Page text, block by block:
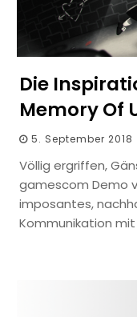
Die
Memory Of
5. September 2018
Völlig ergriffen,
gamescom Demo
imposantes,
Kommunikation